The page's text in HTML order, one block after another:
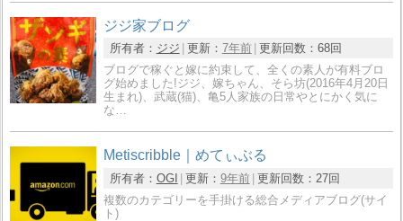
ジジ家ブログ
所有者： ジジ 更新： 7年前 更新回数： 68回
ブログで稼ぐと嫁に約束して、全くの素人が有料ブロ
グ始めました!ジジ、嫁ちゃん、そら坊(2016年4月20日
生まれ)、武蔵(猫)、亀5人家族の日常やとにかく気に
な…
Metiscribble｜めてぃぶる
所有者： OGI 更新： 9年前 更新回数： 27回
複数のカテゴリーを手掛ける総合メディアブログ(サイ
ト)